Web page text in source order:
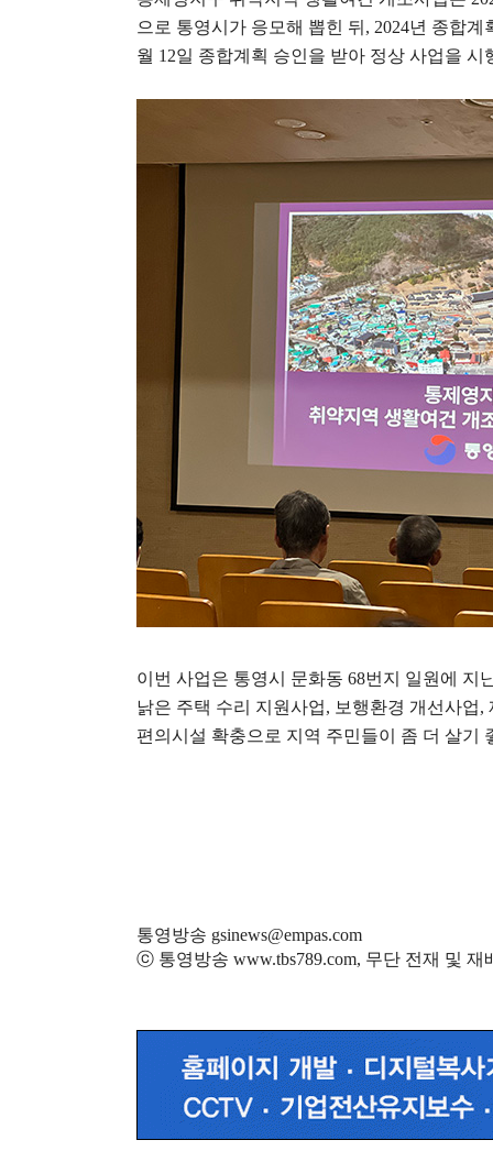
으로 통영시가 응모해 뽑힌 뒤 , 2024년 종합계
월 12일 종합계획 승인을 받아 정상 사업을 시
이번 사업은 통영시 문화동 68번지 일원에 지
낡은 주택 수리 지원사업, 보행환경 개선사업,
편의시설 확충으로 지역 주민들이 좀 더 살기
통영방송 gsinews@empas.com
ⓒ 통영방송 www.tbs789.com, 무단 전재 및 재